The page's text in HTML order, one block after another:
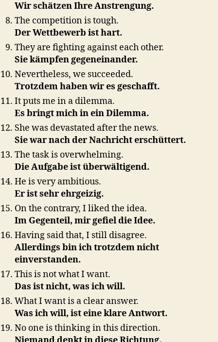
Wir schätzen Ihre Anstrengung.
The competition is tough.
Der Wettbewerb ist hart.
They are fighting against each other.
Sie kämpfen gegeneinander.
Nevertheless, we succeeded.
Trotzdem haben wir es geschafft.
It puts me in a dilemma.
Es bringt mich in ein Dilemma.
She was devastated after the news.
Sie war nach der Nachricht erschüttert.
The task is overwhelming.
Die Aufgabe ist überwältigend.
He is very ambitious.
Er ist sehr ehrgeizig.
On the contrary, I liked the idea.
Im Gegenteil, mir gefiel die Idee.
Having said that, I still disagree.
Allerdings bin ich trotzdem nicht
einverstanden.
This is not what I want.
Das ist nicht, was ich will.
What I want is a clear answer.
Was ich will, ist eine klare Antwort.
No one is thinking in this direction.